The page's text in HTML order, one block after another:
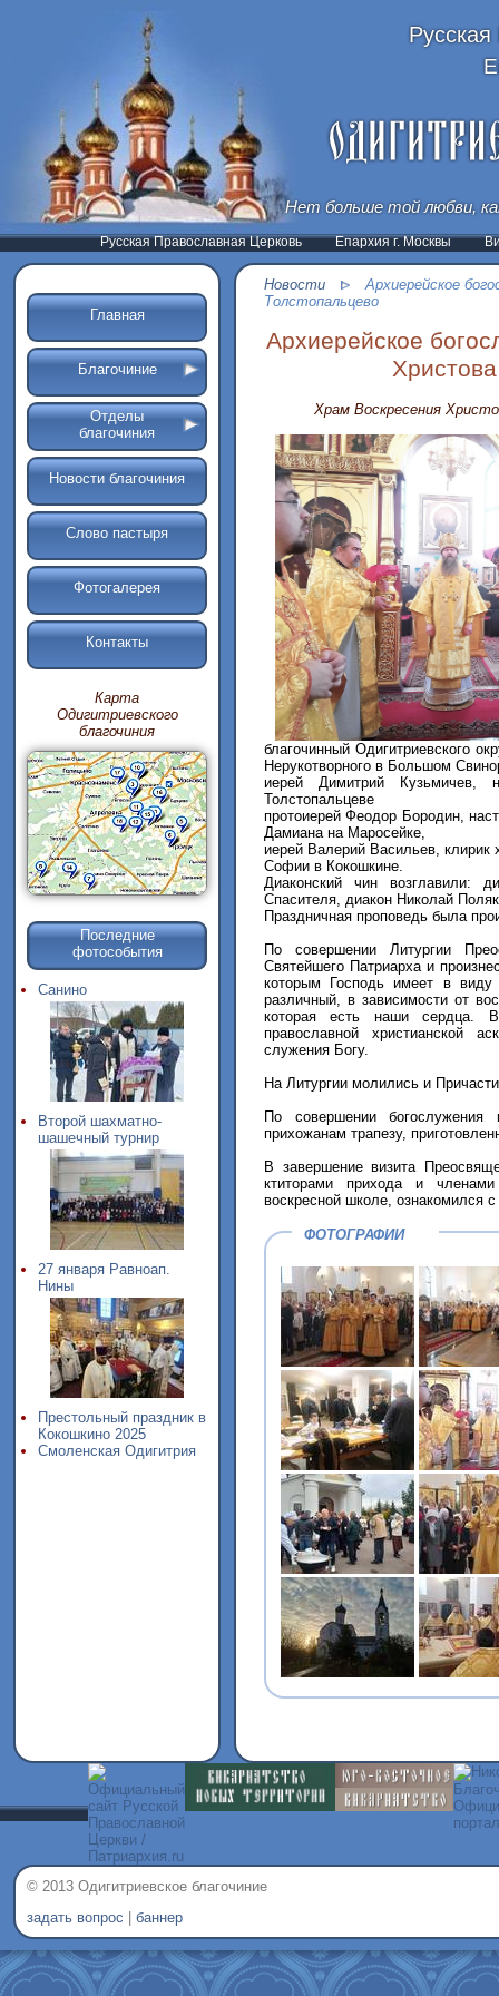
Нет больше той любви,
Русская Православная Церковь Епархия г. Москвы
Главная
Благочиние
Отделы
благочиния
Новости благочиния
Слово пастыря
Фотогалерея
Контакты
Карта
Одигитриевского
благочиния
Последние
фотособытия
Санино
Второй шахматно-
шашечный турнир
27 января Равноап.
Нины
Престольный праздник в
Кокошкино 2025
Смоленская Одигитрия
Новости
Архиерейское
Толстопальцево
Архиерейское
Храм Воскресения
благочинный Одигитриевского
Нерукотворного в Большом
иерей Димитрий Кузьмичев,
Толстопальцеве
протоиерей Феодор Бородин,
Дамиана на Маросейке,
иерей Валерий Васильев,
Софии в Кокошкине.
Диаконский чин возглавили:
Спасителя, диакон Николай
Праздничная проповедь была
По совершении Литургии
Святейшего Патриарха и
которым Господь имеет в
различный, в зависимости от
которая есть наши сердца.
православной христианской
служения Богу.
На Литургии молились и
По совершении богослужения
прихожанам трапезу,
В завершение визита
ктиторами прихода и
воскресной школе, ознакомился
ФОТОГРАФИИ
© 2013 Одигитриевское благочиние
задать вопрос
баннер